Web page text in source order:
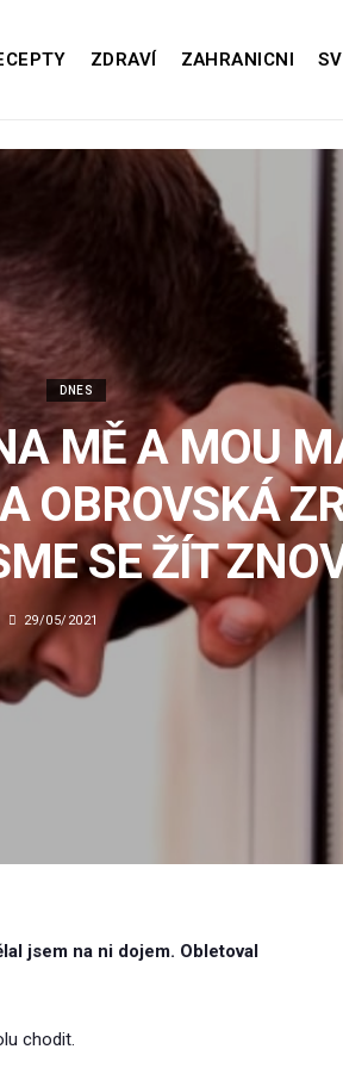
ZDRAVÍ ZAHRANICNI
DNES
MĚ A MOU
OBROVSKÁ
SE ŽÍT
29/05/2021
jsem na ni dojem. Obletoval
chodit.